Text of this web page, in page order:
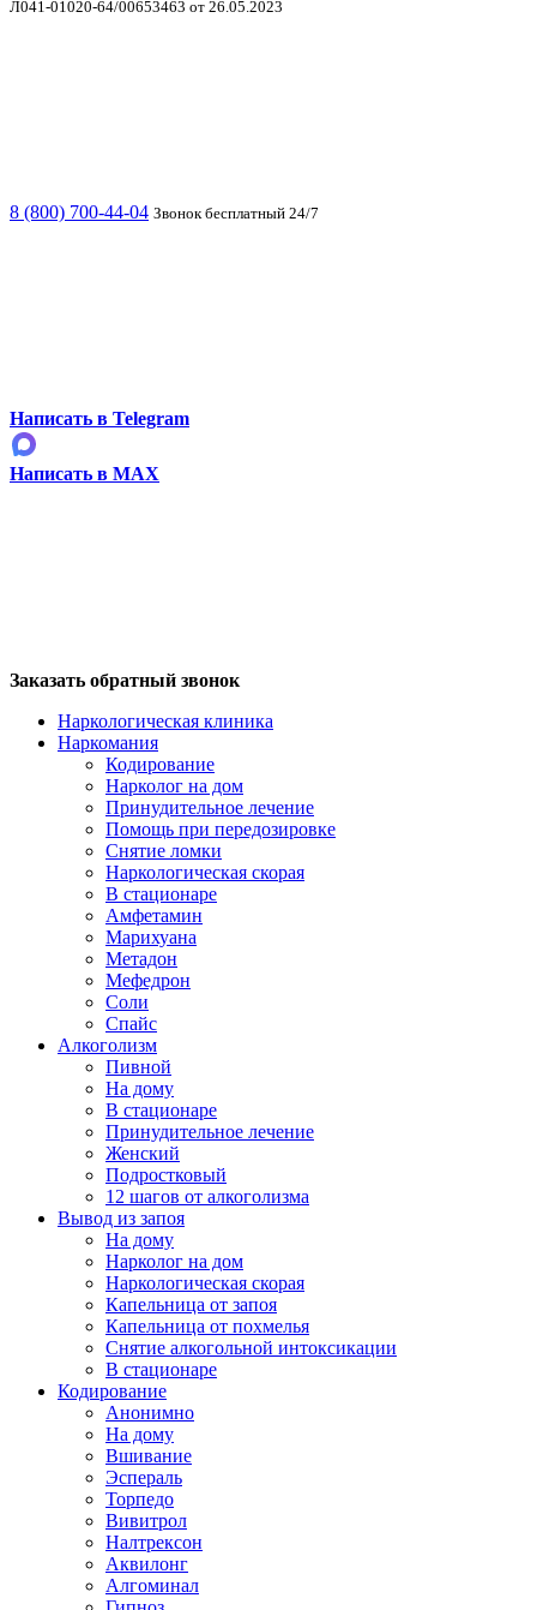
Л041-01020-64/00653463 от 26.05.2023
8 (800) 700-44-04 Звонок бесплатный 24/7
Написать в Telegram
Написать в MAX
Заказать обратный звонок
Наркологическая клиника
Наркомания
Кодирование
Нарколог на дом
Принудительное лечение
Помощь при передозировке
Снятие ломки
Наркологическая скорая
В стационаре
Амфетамин
Марихуана
Метадон
Мефедрон
Соли
Спайс
Алкоголизм
Пивной
На дому
В стационаре
Принудительное лечение
Женский
Подростковый
12 шагов от алкоголизма
Вывод из запоя
На дому
Нарколог на дом
Наркологическая скорая
Капельница от запоя
Капельница от похмелья
Снятие алкогольной интоксикации
В стационаре
Кодирование
Анонимно
На дому
Вшивание
Эспераль
Торпедо
Вивитрол
Налтрексон
Аквилонг
Алгоминал